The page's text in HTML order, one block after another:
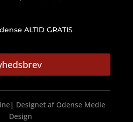
ALTID GRATIS
Designet af Odense Medie
Design